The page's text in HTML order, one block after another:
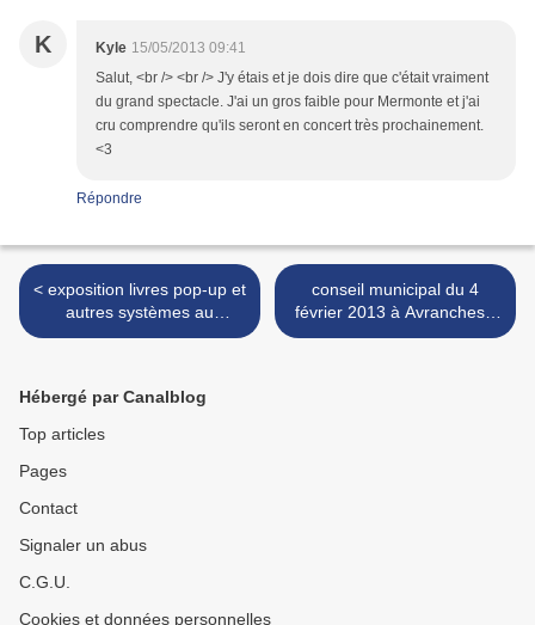
K Kyle 15/05/2013 09:41
Salut, <br /> <br /> J'y étais et je dois dire que c'était vraiment
du grand spectacle. J'ai un gros faible pour Mermonte et j'ai
cru comprendre qu'ils seront en concert très prochainement.
<3
Répondre
< exposition livres pop-up et
autres systèmes au
Scriptorial d'Avranches - du
conseil municipal du 4
février 2013 à Avranches -
compte rendu vidéos >
Hébergé par Canalblog
Top articles
Pages
Contact
Signaler un abus
C.G.U.
Cookies et données personnelles